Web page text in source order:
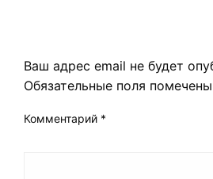
Ваш адрес email не будет
Обязательные поля помечены
Комментарий *